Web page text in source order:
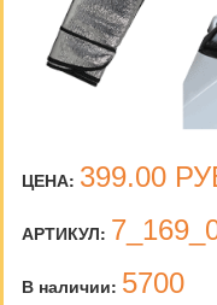
ЦЕНА: 399.00
АРТИКУЛ:
В наличии: 5700